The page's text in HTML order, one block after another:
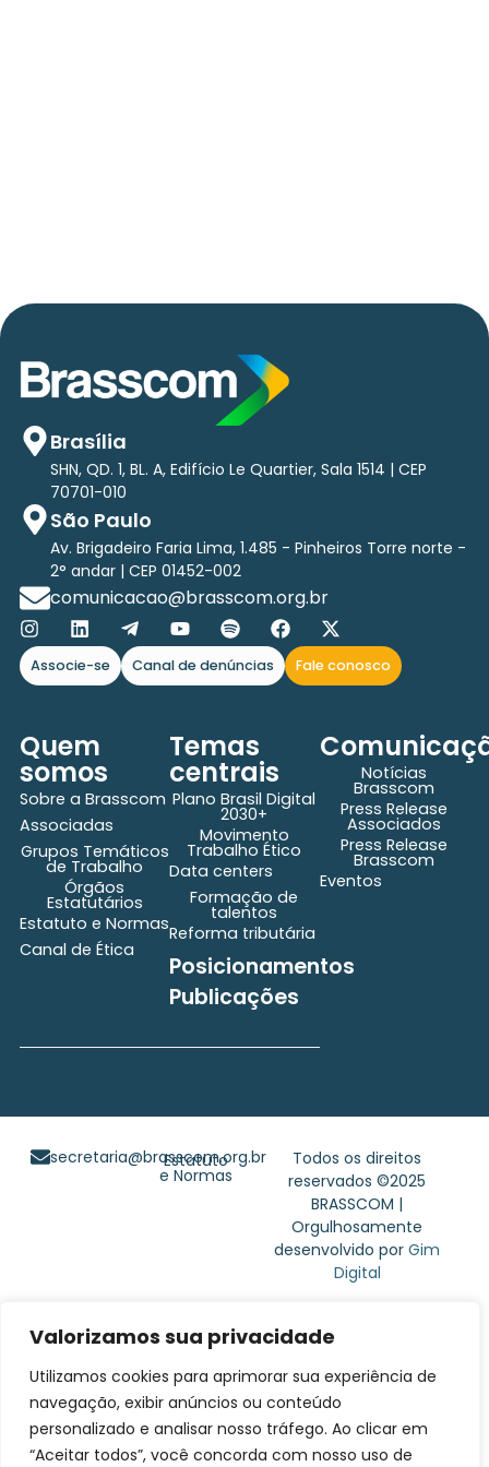
Valorizamos sua privacidade
Utilizamos cookies para aprimorar sua experiência de
navegação, exibir anúncios ou conteúdo
personalizado e analisar nosso tráfego. Ao clicar em
“Aceitar todos”, você concorda com nosso uso de
Brasília
SHN, QD. 1, BL. A, Edifício Le Quartier, Sala 1514 | CEP
70701-010
São Paulo
Av. Brigadeiro Faria Lima, 1.485 - Pinheiros Torre norte -
2° andar | CEP 01452-002
comunicacao@brasscom.org.br
Associe-se Canal de denúncias Fale conosco
Quem
somos
Sobre a Brasscom
Associadas
Grupos Temáticos
de Trabalho
Órgãos
Estatutários
Estatuto e Normas
Canal de Ética
Temas
centrais
Plano Brasil Digital
2030+
Movimento
Trabalho Ético
Data centers
Formação de
talentos
Reforma tributária
Posicionamentos
Publicações
Notícias
Brasscom
Press Release
Associados
Press Release
Brasscom
Eventos
Todos os direitos
reservados ©2025
BRASSCOM |
Orgulhosamente
desenvolvido porGim
Digital
secretaria@brasscom.org.br
Estatuto
e Normas